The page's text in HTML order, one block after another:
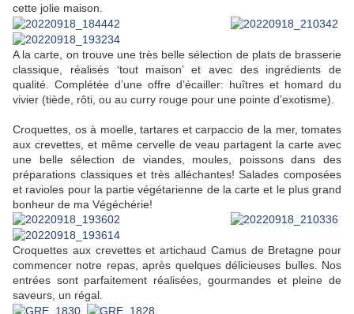
cette jolie maison.
A la carte, on trouve une très belle sélection de plats de brasserie
classique, réalisés ‘tout maison’ et avec des ingrédients de
qualité. Complétée d’une offre d’écailler: huîtres et homard du
vivier (tiède, rôti, ou au curry rouge pour une pointe d’exotisme).
Croquettes, os à moelle, tartares et carpaccio de la mer, tomates
aux crevettes, et même cervelle de veau partagent la carte avec
une belle sélection de viandes, moules, poissons dans des
préparations classiques et très alléchantes! Salades composées
et ravioles pour la partie végétarienne de la carte et le plus grand
bonheur de ma Végéchérie!
Croquettes aux crevettes et artichaud Camus de Bretagne pour
commencer notre repas, après quelques délicieuses bulles. Nos
entrées sont parfaitement réalisées, gourmandes et pleine de
saveurs, un régal.